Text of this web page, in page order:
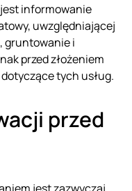
informowanie
uwzględniającej
gruntowanie i
przed złożeniem
tych usług.
przed